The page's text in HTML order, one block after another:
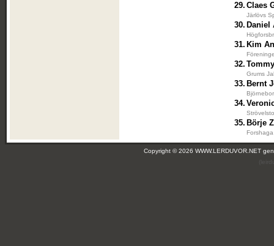
29. Claes
Järlövs
30. Daniel
31. Kim
32.
Grums
33. Bernt
34.
35. Börje
Copyright © 2026 WWW.LERDUVOR.NET